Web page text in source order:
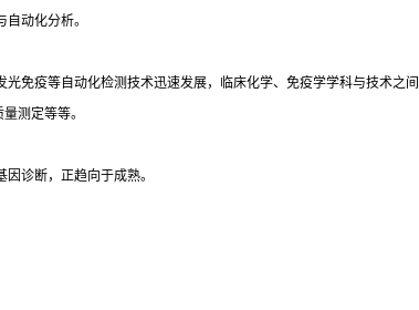
动化分析。
免疫等自动化检测技术迅速发展，临床化学、免疫学学科与技术之
测定等等。
诊断，正趋向于成熟。